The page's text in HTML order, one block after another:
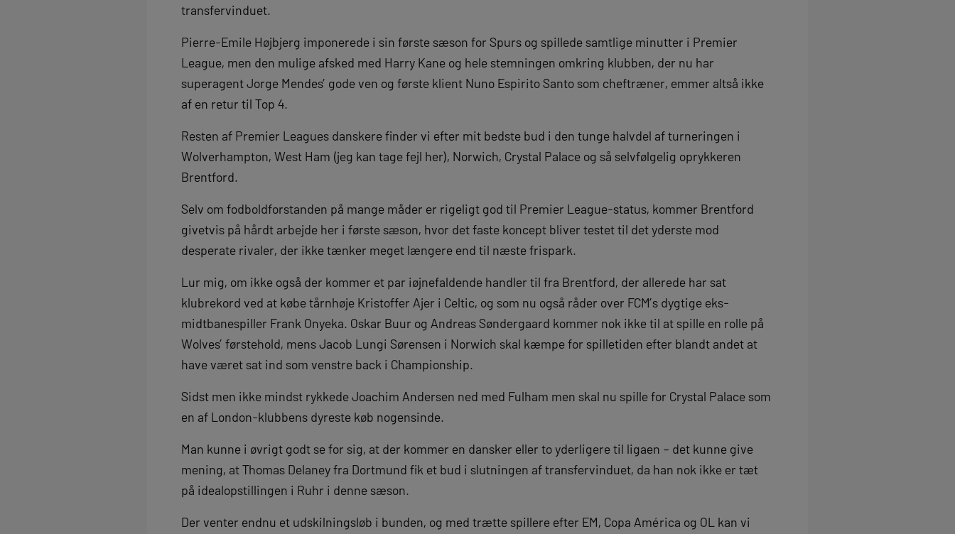
transfervinduet.
Pierre-Emile Højbjerg imponerede i sin første sæson for Spurs og spillede samtlige minutter i Premier
League, men den mulige afsked med Harry Kane og hele stemningen omkring klubben, der nu har
superagent Jorge Mendes’ gode ven og første klient Nuno Espirito Santo som cheftræner, emmer altså ikke
af en retur til Top 4.
Resten af Premier Leagues danskere finder vi efter mit bedste bud i den tunge halvdel af turneringen i
Wolverhampton, West Ham (jeg kan tage fejl her), Norwich, Crystal Palace og så selvfølgelig oprykkeren
Brentford.
Selv om fodboldforstanden på mange måder er rigeligt god til Premier League-status, kommer Brentford
givetvis på hårdt arbejde her i første sæson, hvor det faste koncept bliver testet til det yderste mod
desperate rivaler, der ikke tænker meget længere end til næste frispark.
Lur mig, om ikke også der kommer et par iøjnefaldende handler til fra Brentford, der allerede har sat
klubrekord ved at købe tårnhøje Kristoffer Ajer i Celtic, og som nu også råder over FCM’s dygtige eks-
midtbanespiller Frank Onyeka. Oskar Buur og Andreas Søndergaard kommer nok ikke til at spille en rolle på
Wolves’ førstehold, mens Jacob Lungi Sørensen i Norwich skal kæmpe for spilletiden efter blandt andet at
have været sat ind som venstre back i Championship.
Sidst men ikke mindst rykkede Joachim Andersen ned med Fulham men skal nu spille for Crystal Palace som
en af London-klubbens dyreste køb nogensinde.
Man kunne i øvrigt godt se for sig, at der kommer en dansker eller to yderligere til ligaen – det kunne give
mening, at Thomas Delaney fra Dortmund fik et bud i slutningen af transfervinduet, da han nok ikke er tæt
på idealopstillingen i Ruhr i denne sæson.
Der venter endnu et udskilningsløb i bunden, og med trætte spillere efter EM, Copa América og OL kan vi